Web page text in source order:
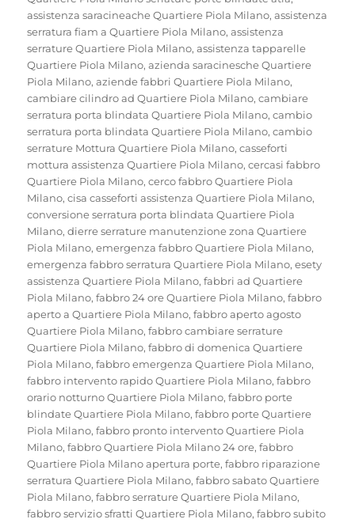
assistenza saracineache Quartiere Piola Milano,assistenza
serratura fiam a Quartiere Piola Milano,assistenza
serrature Quartiere Piola Milano,assistenza tapparelle
Quartiere Piola Milano,azienda saracinesche Quartiere
Piola Milano,aziende fabbri Quartiere Piola Milano,
cambiare cilindro ad Quartiere Piola Milano,cambiare
serratura porta blindata Quartiere Piola Milano,cambio
serratura porta blindata Quartiere Piola Milano,cambio
serrature Mottura Quartiere Piola Milano,casseforti
mottura assistenza Quartiere Piola Milano,cercasi fabbro
Quartiere Piola Milano,cerco fabbro Quartiere Piola
Milano,cisa casseforti assistenza Quartiere Piola Milano,
conversione serratura porta blindata Quartiere Piola
Milano,dierre serrature manutenzione zona Quartiere
Piola Milano,emergenza fabbro Quartiere Piola Milano,
emergenza fabbro serratura Quartiere Piola Milano,esety
assistenza Quartiere Piola Milano,fabbri ad Quartiere
Piola Milano,fabbro 24 ore Quartiere Piola Milano,fabbro
aperto a Quartiere Piola Milano,fabbro aperto agosto
Quartiere Piola Milano,fabbro cambiare serrature
Quartiere Piola Milano,fabbro di domenica Quartiere
Piola Milano,fabbro emergenza Quartiere Piola Milano,
fabbro intervento rapido Quartiere Piola Milano,fabbro
orario notturno Quartiere Piola Milano,fabbro porte
blindate Quartiere Piola Milano,fabbro porte Quartiere
Piola Milano,fabbro pronto intervento Quartiere Piola
Milano,fabbro Quartiere Piola Milano 24 ore,fabbro
Quartiere Piola Milano apertura porte,fabbro riparazione
serratura Quartiere Piola Milano,fabbro sabato Quartiere
Piola Milano,fabbro serrature Quartiere Piola Milano,
fabbro servizio sfratti Quartiere Piola Milano,fabbro subito